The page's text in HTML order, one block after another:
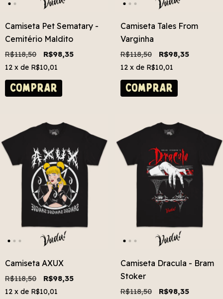
Camiseta Pet Sematary -
Cemitério Maldito
R$118,50 R$98,35
12 x de R$10,01
COMPRAR
Camiseta Tales From
Varginha
R$118,50 R$98,35
12 x de R$10,01
COMPRAR
Camiseta AXUX
R$118,50 R$98,35
12 x de R$10,01
Camiseta Dracula - Bram
Stoker
R$118,50 R$98,35